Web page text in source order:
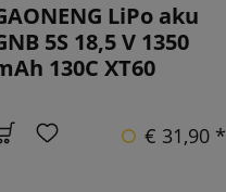
LiPo aku
5S 18,5 V 1350
130C XT60
€ 31,90 *